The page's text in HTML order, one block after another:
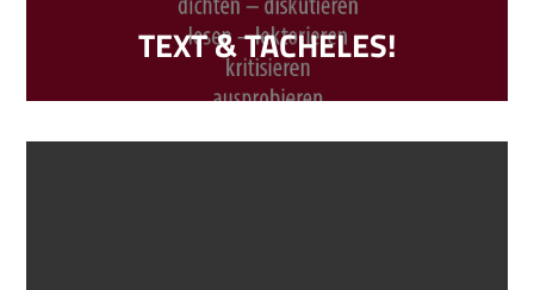
TEXT & TACHELES!